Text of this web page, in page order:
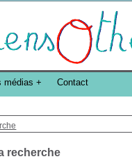
Bibliotheek -->
recherche
médias Contact